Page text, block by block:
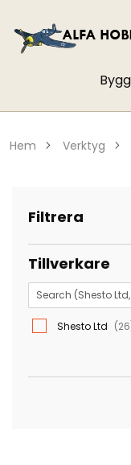
hem verktyg
Filtrera
Tillverkare
Shesto Ltd
26